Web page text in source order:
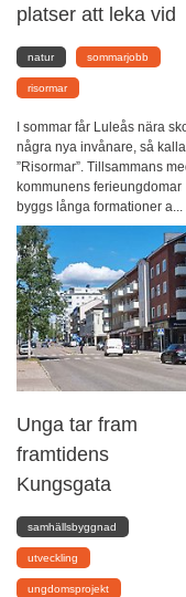
platser att leka vid
natur sommarjobb
risormar
I sommar får Luleås nära
några nya invånare, så
”Risormar”. Tillsammans
kommunens ferieungdomar
byggs långa formationer a...
Unga tar fram
framtidens
Kungsgata
samhällsbyggnad
utveckling
ungdomsprojekt